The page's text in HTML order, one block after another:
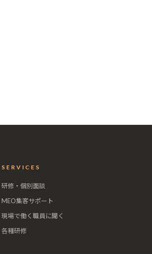
SERVICES
研修・個別面談
MEO集客サポート
現場で働く職員に聞く
各種研修